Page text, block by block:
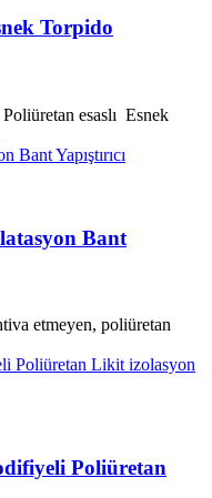
Torpido
esaslı Esnek
Bant
etmeyen, poliüretan
Poliüretan